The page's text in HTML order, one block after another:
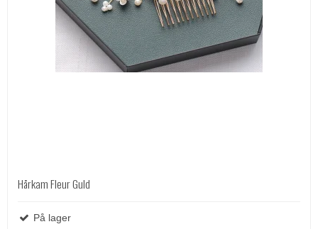
Hårkam Fleur Guld
På lager